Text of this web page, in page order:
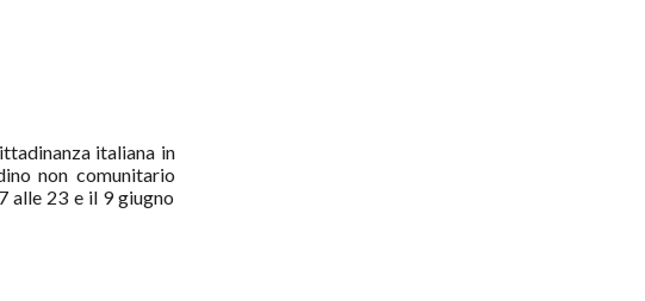
italiana in
non comunitario
alle 23 e il 9 giugno